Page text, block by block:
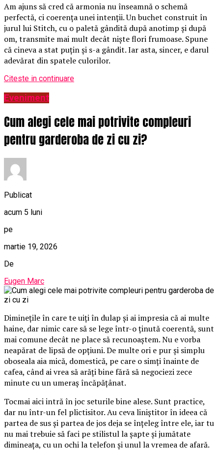
Am ajuns să cred că armonia nu înseamnă o schemă
perfectă, ci coerența unei intenții. Un buchet construit în
jurul lui Stitch, cu o paletă gândită după anotimp și după
om, transmite mai mult decât niște flori frumoase. Spune
că cineva a stat puțin și s-a gândit. Iar asta, sincer, e darul
adevărat din spatele culorilor.
Citeste in continuare
Eveniment
Cum alegi cele mai potrivite compleuri
pentru garderoba de zi cu zi?
Publicat
acum 5 luni
pe
martie 19, 2026
De
Eugen Marc
Diminețile în care te uiți în dulap și ai impresia că ai multe
haine, dar nimic care să se lege într-o ținută coerentă, sunt
mai comune decât ne place să recunoaștem. Nu e vorba
neapărat de lipsă de opțiuni. De multe ori e pur și simplu
oboseala aia mică, domestică, pe care o simți înainte de
cafea, când ai vrea să arăți bine fără să negociezi zece
minute cu un umeraș încăpățânat.
Tocmai aici intră în joc seturile bine alese. Sunt practice,
dar nu într-un fel plictisitor. Au ceva liniștitor în ideea că
partea de sus și partea de jos deja se înțeleg între ele, iar tu
nu mai trebuie să faci pe stilistul la șapte și jumătate
dimineața, cu un ochi la telefon și unul la vremea de afară.